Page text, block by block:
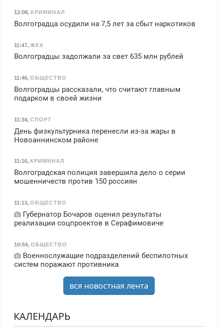
12:08, КРИМИНАЛ
Волгоградца осудили на 7,5 лет за сбыт наркотиков
11:47, ЖКХ
Волгоградцы задолжали за свет 635 млн рублей
11:46, ОБЩЕСТВО
Волгоградцы рассказали, что считают главным
подарком в своей жизни
11:34, СПОРТ
День физкультурника перенесли из-за жары в
Новоаннинском районе
11:16, КРИМИНАЛ
Волгоградская полиция завершила дело о серии
мошенничеств против 150 россиян
11:13, ОБЩЕСТВО
Губернатор Бочаров оценил результаты
реализации соцпроектов в Серафимовиче
10:54, ОБЩЕСТВО
Военнослужащие подразделений беспилотных
систем поражают противника
вся новостная лента
КАЛЕНДАРЬ